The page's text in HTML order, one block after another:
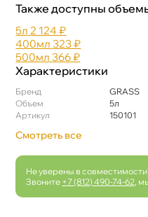
Также доступны
5л 2 124 ₽
400мл 323 ₽
500мл 366 ₽
Характеристики
Бренд
GRASS
Объем
5л
Артикул
150101
Смотреть все
Не уверены в
Звоните +7 (812) 490-74-62 ,